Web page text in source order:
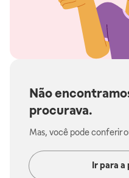
Não
procurava.
Mas, você pode conferir
Ir para a